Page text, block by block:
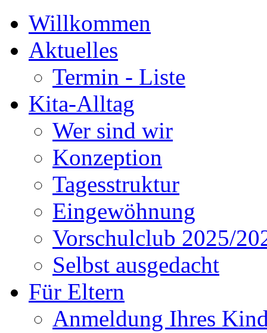
Willkommen
Aktuelles
Termin - Liste
Kita-Alltag
Wer sind wir
Konzeption
Tagesstruktur
Eingewöhnung
Vorschulclub 2025/
Selbst ausgedacht
Für Eltern
Anmeldung Ihres